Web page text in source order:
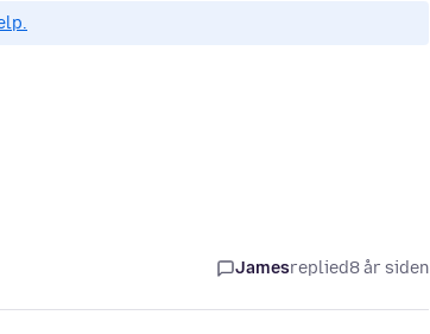
Jamesreplied8 år siden